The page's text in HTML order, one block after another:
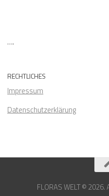
….
RECHTLICHES
Impressum
Datenschutzerklärung
FLORAS WELT ©